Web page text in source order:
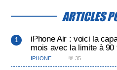
ARTICLES
iPhone Air : voici la
mois avec la limite à 90
IPHONE 💬 35